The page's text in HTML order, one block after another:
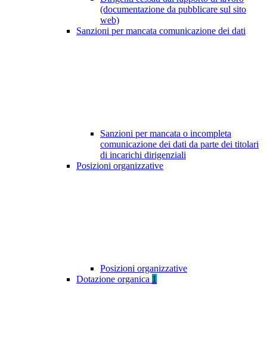
(documentazione da pubblicare sul sito
web)
Sanzioni per mancata comunicazione dei dati
Sanzioni per mancata o incompleta
comunicazione dei dati da parte dei titolari
di incarichi dirigenziali
Posizioni organizzative
Posizioni organizzative
Dotazione organica 1